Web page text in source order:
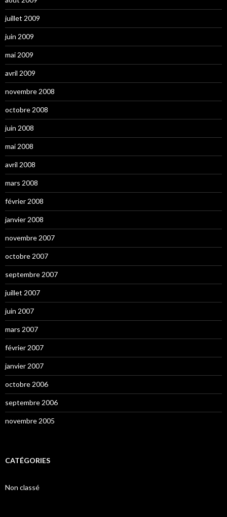
juillet 2009
juin 2009
mai 2009
avril 2009
novembre 2008
octobre 2008
juin 2008
mai 2008
avril 2008
mars 2008
février 2008
janvier 2008
novembre 2007
octobre 2007
septembre 2007
juillet 2007
juin 2007
mars 2007
février 2007
janvier 2007
octobre 2006
septembre 2006
novembre 2005
CATÉGORIES
Non classé